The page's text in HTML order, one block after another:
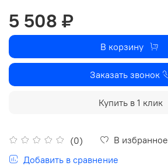
(0)
В избранное
Добавить в сравнение
5 508 ₽
В корзину
Заказать звонок
Купить в 1 клик